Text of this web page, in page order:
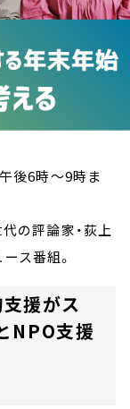
後6時～9時ま
の評論家・荻上
ス番組。
支援がス
NPO支援